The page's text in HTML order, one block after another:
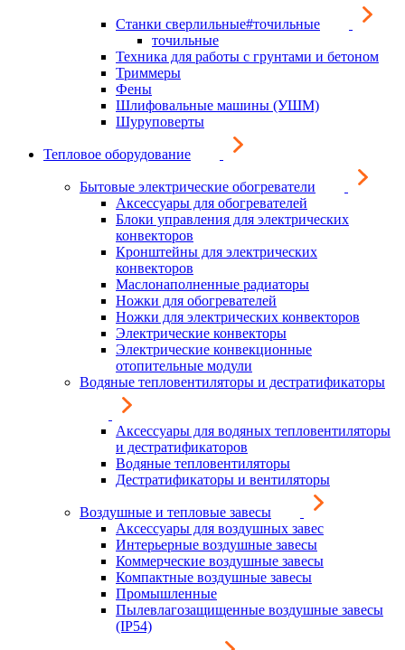
Станки сверлильные#точильные
точильные
Техника для работы с грунтами и бетоном
Триммеры
Фены
Шлифовальные машины (УШМ)
Шуруповерты
Тепловое оборудование
Бытовые электрические обогреватели
Аксессуары для обогревателей
Блоки управления для электрических
конвекторов
Кронштейны для электрических
конвекторов
Маслонаполненные радиаторы
Ножки для обогревателей
Ножки для электрических конвекторов
Электрические конвекторы
Электрические конвекционные
отопительные модули
Водяные тепловентиляторы и дестратификаторы
Аксессуары для водяных тепловентиляторы
и дестратификаторов
Водяные тепловентиляторы
Дестратификаторы и вентиляторы
Воздушные и тепловые завесы
Аксессуары для воздушных завес
Интерьерные воздушные завесы
Коммерческие воздушные завесы
Компактные воздушные завесы
Промышленные
Пылевлагозащищенные воздушные завесы
(IP54)